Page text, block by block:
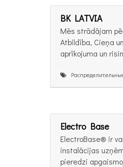
BK LATVIA
Mēs strādājam
Atbildība, Cieņa
aprīkojuma un
Electro Base
ElectroBase® ir
instalācijas
pieredzi